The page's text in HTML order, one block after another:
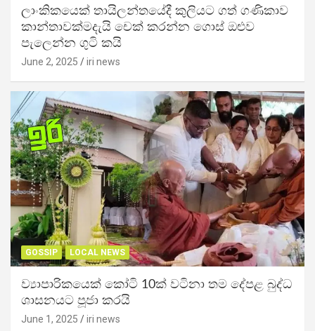
ලාංකිකයෙක් තායිලන්තයේදී කුලියට ගත් ගණිකාව
කාන්තාවක්මදැයි චෙක් කරන්න ගොස් ඔළුව
පැලෙන්න ගුටි කයි
June 2, 2025 iri news
GOSSIP LOCAL NEWS
ව්‍යාපාරිකයෙක් කෝටි 10ක් වටිනා තම දේපළ බුද්ධ
ශාසනයට පූජා කරයි
June 1, 2025 iri news